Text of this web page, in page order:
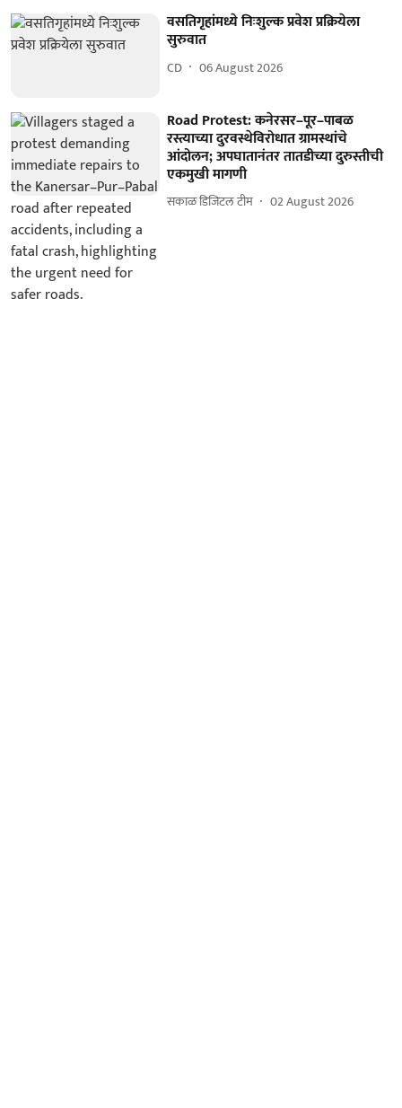
वसतिगृहांमध्ये निःशुल्क प्रवेश प्रक्रियेला
सुरुवात
CD 06 August 2026
Road Protest: कनेरसर–पूर–पाबळ
रस्त्याच्या दुरवस्थेविरोधात ग्रामस्थांचे
आंदोलन; अपघातानंतर तातडीच्या दुरुस्तीची
एकमुखी मागणी
सकाळ डिजिटल टीम 02 August 2026